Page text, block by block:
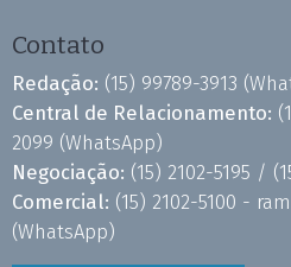
Contato
Redação: (15) 99789-3913
Central de Relacionamento:
2099 (WhatsApp)
Negociação: (15) 2102-5195 /
Comercial: (15) 2102-5100 -
(WhatsApp)